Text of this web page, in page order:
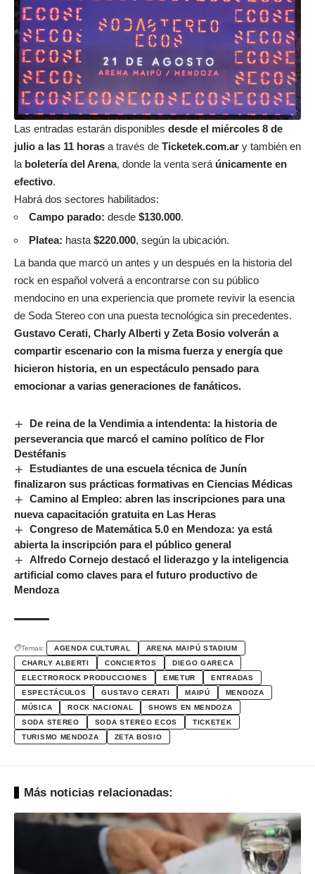
Las entradas estarán disponibles desde el miércoles 8 de
julio a las 11 horas a través de Ticketek.com.ar y también en
la boletería del Arena, donde la venta será únicamente en
efectivo.
Habrá dos sectores habilitados:
Campo parado: desde $130.000.
Platea: hasta $220.000, según la ubicación.
La banda que marcó un antes y un después en la historia del
rock en español volverá a encontrarse con su público
mendocino en una experiencia que promete revivir la esencia
de Soda Stereo con una puesta tecnológica sin precedentes.
Gustavo Cerati, Charly Alberti y Zeta Bosio volverán a
compartir escenario con la misma fuerza y energía que
hicieron historia, en un espectáculo pensado para
emocionar a varias generaciones de fanáticos.
De reina de la Vendimia a intendenta: la historia de
perseverancia que marcó el camino político de Flor
Destéfanis
Estudiantes de una escuela técnica de Junín
finalizaron sus prácticas formativas en Ciencias Médicas
Camino al Empleo: abren las inscripciones para una
nueva capacitación gratuita en Las Heras
Congreso de Matemática 5.0 en Mendoza: ya está
abierta la inscripción para el público general
Alfredo Cornejo destacó el liderazgo y la inteligencia
artificial como claves para el futuro productivo de
Mendoza
Temas: AGENDA CULTURAL
ARENA MAIPÚ STADIUM
CHARLY ALBERTI
CONCIERTOS
DIEGO GARECA
ELECTROROCK PRODUCCIONES
EMETUR
ENTRADAS
ESPECTÁCULOS
GUSTAVO CERATI MAIPÚ
MENDOZA
MÚSICA
ROCK NACIONAL
SHOWS EN MENDOZA
SODA STEREO
SODA STEREO ECOS
TICKETEK
TURISMO MENDOZA
ZETA BOSIO
Más noticias relacionadas: